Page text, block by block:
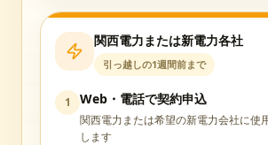
関西電力または新電力各社
引っ越しの1週間前まで
1 Web・電話で契約申込
関西電力または希望の新電力会社に使
します